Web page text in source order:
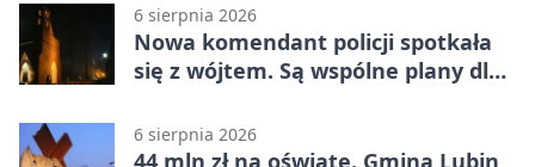
6 sierpnia 2026
Nowa komendant policji spotkała
się z wójtem. Są wspólne plany dla
6 sierpnia 2026
44 mln zł na oświatę. Gmina Lubin